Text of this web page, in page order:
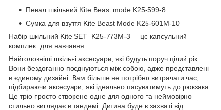
Пенал шкільний Kite Beast mode K25-599-8
Сумка для взуття Kite Beast Mode K25-601M-10
Набір шкільний Kite SET_K25-773M-3 – це капсульний
комплект для навчання.
Найголовніші шкільні аксесуари, які будуть поруч цілий рік.
Вони бездоганно поєднуються між собою, адже представлені
в єдиному дизайні. Вам більше не потрібно витрачати час,
підбираючи аксесуари, які ідеально пасуватимуть до рюкзака.
Це тріо просто створене одне для одного та неймовірно
стильно виглядає в тандемі. Дитина буде в захваті від